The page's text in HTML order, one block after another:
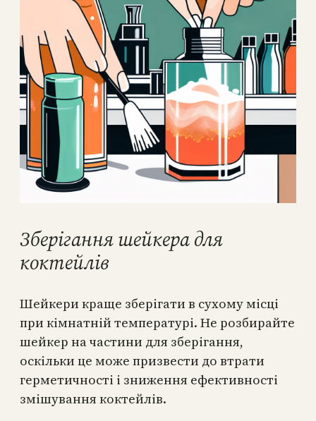
Зберігання шейкера для
коктейлів
Шейкери краще зберігати в сухому місці
при кімнатній температурі. Не розбирайте
шейкер на частини для зберігання,
оскільки це може призвести до втрати
герметичності і зниження ефективності
змішування коктейлів.